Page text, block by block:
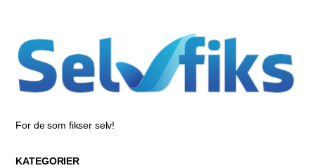
For de som fikser selv!
KATEGORIER